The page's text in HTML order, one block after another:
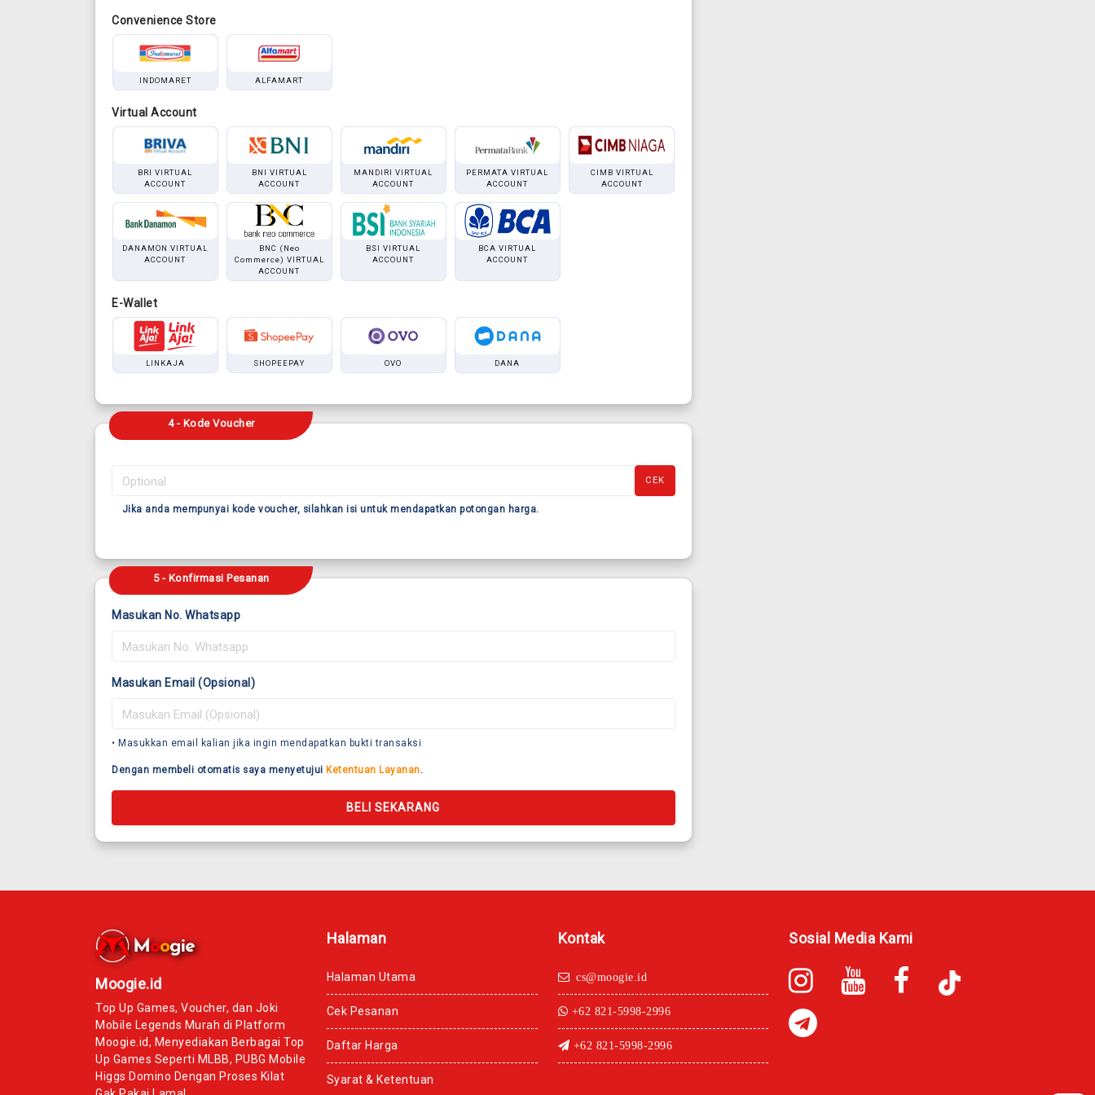
Convenience Store
INDOMARET ALFAMART
Virtual Account
BRI VIRTUAL
ACCOUNT
BNI VIRTUAL
ACCOUNT
MANDIRI VIRTUAL
ACCOUNT
PERMATA VIRTUAL
ACCOUNT
CIMB VIRTUAL
ACCOUNT
DANAMON VIRTUAL
ACCOUNT
BNC (Neo
Commerce) VIRTUAL
ACCOUNT
BSI VIRTUAL
ACCOUNT
BCA VIRTUAL
ACCOUNT
E-Wallet
LINKAJA SHOPEEPAY OVO DANA
4 - Kode Voucher
CEK
Jika anda mempunyai kode voucher, silahkan isi untuk mendapatkan potongan harga.
5 - Konfirmasi Pesanan
Masukan No. Whatsapp
Masukan Email (Opsional)
• Masukkan email kalian jika ingin mendapatkan bukti transaksi
Dengan membeli otomatis saya menyetujui Ketentuan Layanan.
BELI SEKARANG
Moogie.id
Top Up Games, Voucher, dan Joki
Mobile Legends Murah di Platform
Moogie.id, Menyediakan Berbagai Top
Up Games Seperti MLBB, PUBG Mobile
Higgs Domino Dengan Proses Kilat
Halaman
Halaman Utama
Cek Pesanan
Daftar Harga
Syarat & Ketentuan
Kontak
cs@moogie.id
+62 821-5998-2996
+62 821-5998-2996
Sosial Media Kami